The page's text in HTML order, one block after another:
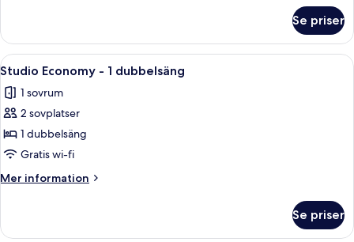
Se priser
Öppna
alla
foton
för
Studio
Economy
-
1
Ett sovrum med en säng, en
6
Studio Economy - 1 dubbelsäng
1 sovrum
2 sovplatser
1 dubbelsäng
Gratis wi-fi
Mer information
Mer
Economy
Se priser